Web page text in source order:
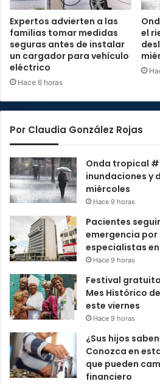
Expertos advierten a las
familias tomar medidas
seguras antes de instalar
un cargador para vehículo
eléctrico
Hace 6 horas
el
Por Claudia González Rojas
Onda tropical
inundaciones y
miércoles
Hace 9 horas
Pacientes
emergencia por
especialistas en
Hace 9 horas
Festival
Mes Histórico
este viernes
Hace 9 horas
¿Sus hijos
Conozca en
que pueden
financiero